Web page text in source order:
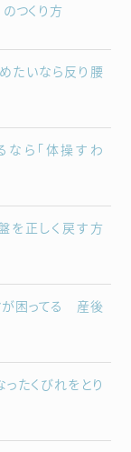
つくり方
たいなら反り腰
ら「体操すわ
を正しく戻す方
困ってる 産後
たくびれをとり